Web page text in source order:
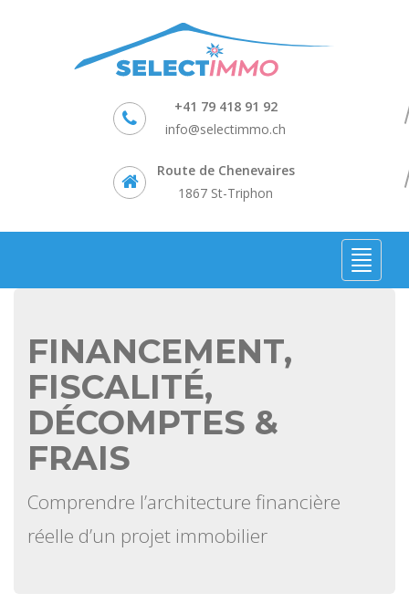
+41 79 418 91 92
info@selectimmo.ch
Route de Chenevaires
1867 St-Triphon
FINANCEMENT,
FISCALITÉ,
DÉCOMPTES &
FRAIS
Comprendre l’architecture financière
réelle d’un projet immobilier